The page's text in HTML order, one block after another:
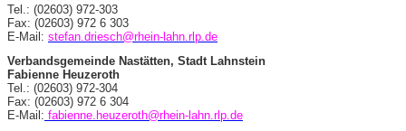
Tel.: (02603) 972-303
Fax: (02603) 972 6 303
E-Mail: stefan.driesch@rhein-lahn.rlp.de
Verbandsgemeinde Nastätten, Stadt Lahnstein
Fabienne Heuzeroth
Tel.: (02603) 972-304
Fax: (02603) 972 6 304
E-Mail: fabienne.heuzeroth@rhein-lahn.rlp.de